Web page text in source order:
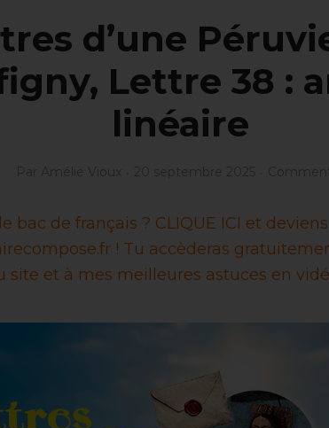
d’une
Lettre 38 :
linéaire
bac de français ? CLIQUE ICI et
! Tu accèderas
site et à mes meilleures astuces en